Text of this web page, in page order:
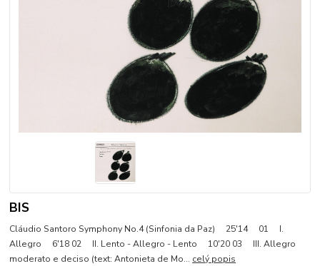
BIS
Cláudio Santoro Symphony No.4 (Sinfonia da Paz) 25'14 01 I.
Allegro 6'18 02 II. Lento - Allegro - Lento 10'20 03 III. Allegro
moderato e deciso (text: Antonieta de Mo... celý popis